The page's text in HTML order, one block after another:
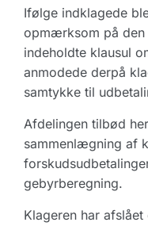
Ifølge indklagede
opmærksom på den
indeholdte klausul
anmodede derpå
samtykke til
Afdelingen tilbød
sammenlægning af
gebyrberegning.
Klageren har